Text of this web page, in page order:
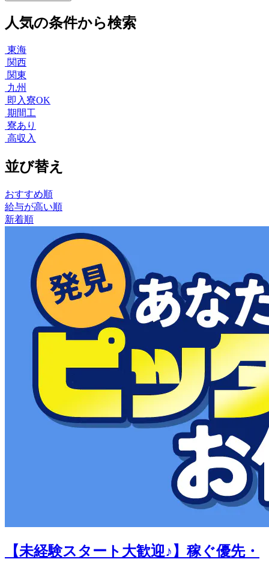
人気の条件から検索
東海
関西
関東
九州
即入寮OK
期間工
寮あり
高収入
並び替え
おすすめ順
給与が高い順
新着順
【未経験スタート大歓迎♪】稼ぐ優先・